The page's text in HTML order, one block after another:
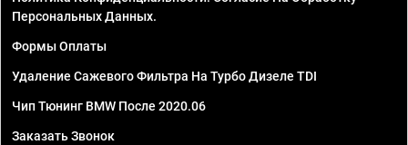
Персональных Данных.
Формы Оплаты
Удаление Сажевого Фильтра На Турбо Дизеле TDI
Чип Тюнинг BMW После 2020.06
Заказать Звонок